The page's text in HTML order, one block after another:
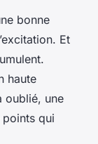
bonne
Et
haute
oublié, une
qui